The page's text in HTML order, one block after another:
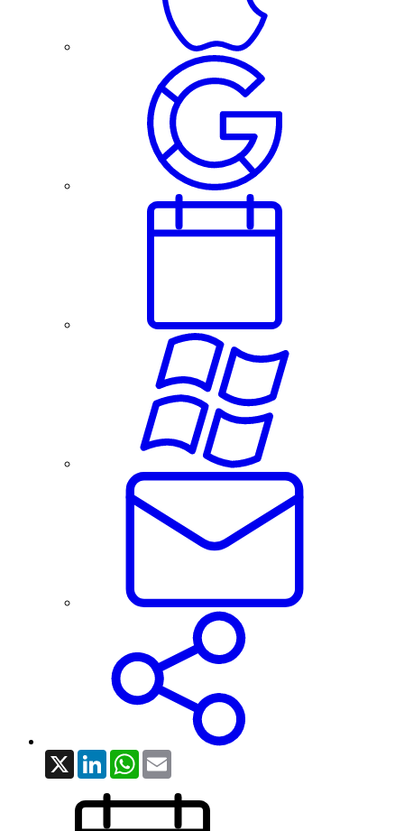
X LinkedInWhatsApp